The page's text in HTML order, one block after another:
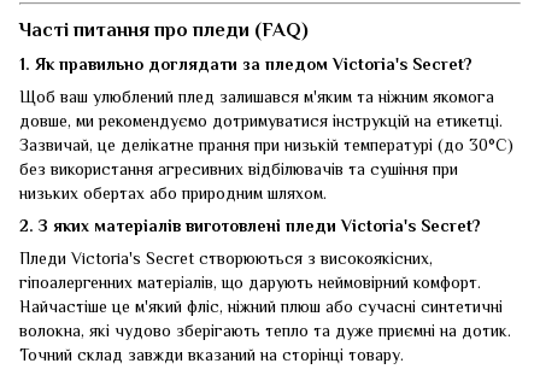
Часті питання про пледи (FAQ)
1. Як правильно доглядати за пледом Victoria's Secret?
Щоб ваш улюблений плед залишався м'яким та ніжним якомога
довше, ми рекомендуємо дотримуватися інструкцій на етикетці.
Зазвичай, це делікатне прання при низькій температурі (до 30°C)
без використання агресивних відбілювачів та сушіння при
низьких обертах або природним шляхом.
2. З яких матеріалів виготовлені пледи Victoria's Secret?
Пледи Victoria's Secret створюються з високоякісних,
гіпоалергенних матеріалів, що дарують неймовірний комфорт.
Найчастіше це м'який фліс, ніжний плюш або сучасні синтетичні
волокна, які чудово зберігають тепло та дуже приємні на дотик.
Точний склад завжди вказаний на сторінці товару.